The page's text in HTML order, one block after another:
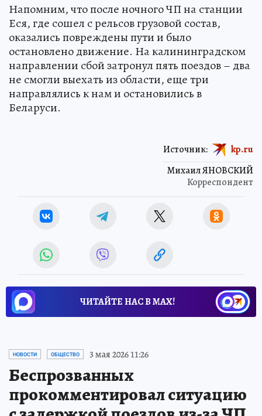
Напомним, что после ночного ЧП на станции
Еся, где сошел с рельсов грузовой состав,
оказались повреждены пути и было
остановлено движение. На калининградском
направлении сбой затронул пять поездов – два
не смогли выехать из области, еще три
направлялись к нам и остановились в
Беларуси.
Михаил ЯНОВСКИЙ
Корреспондент
Источник: kp.ru
ЧИТАЙТЕ НАС В МАХ!
НОВОСТИ ОБЩЕСТВО 3 мая 2026 11:26
Беспрозванных
прокомментировал ситуацию